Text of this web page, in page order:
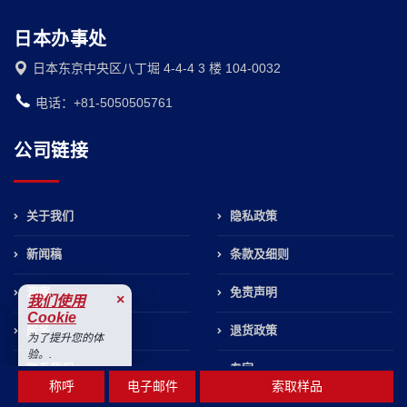
称呼 电子邮件 索取样品
日本办事处
日本东京中央区八丁堀 4-4-4 3 楼 104-0032
电话：+81-5050505761
公司链接
关于我们
新闻稿
洞察
服务
联系我们
隐私政策
条款及细则
免责声明
退货政策
专家
我们使用
Cookie
×
为了提升您的体
验。.
接受